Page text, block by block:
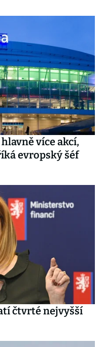
více akcí,
evropský šéf
čtvrté nejvyšší